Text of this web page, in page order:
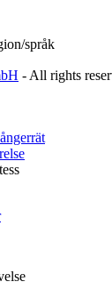
språk
- All rights